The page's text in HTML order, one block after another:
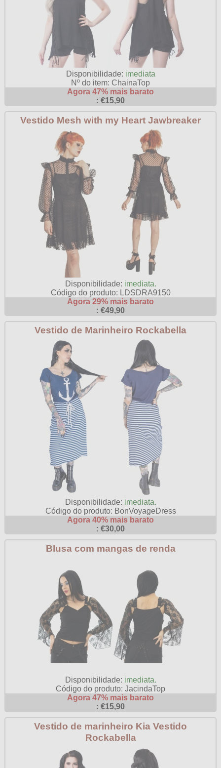
Disponibilidade: imediata
Nº do item: ChainaTop
Agora 47% mais barato
: €15,90
Vestido Mesh with my Heart Jawbreaker
Disponibilidade: imediata.
Código do produto: LDSDRA9150
Agora 29% mais barato
: €49,90
Vestido de Marinheiro Rockabella
Disponibilidade: imediata.
Código do produto: BonVoyageDress
Agora 40% mais barato
: €30,00
Blusa com mangas de renda
Disponibilidade: imediata.
Código do produto: JacindaTop
Agora 47% mais barato
: €15,90
Vestido de marinheiro Kia Vestido
Rockabella